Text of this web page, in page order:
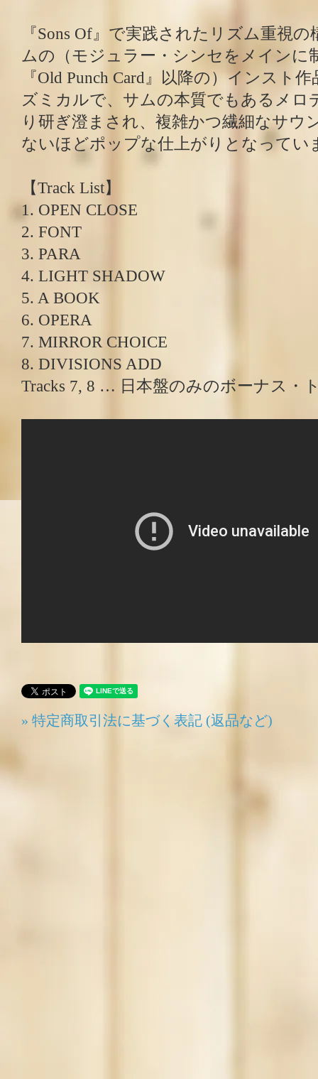
『Sons Of』で実践されたリズム重視
ムの（モジュラー・シンセをメインに
『Old Punch Card』以降の）インスト
ズミカルで、サムの本質でもあるメロ
り研ぎ澄まされ、複雑かつ繊細なサウ
ないほどポップな仕上がりとなってい
【Track List】
1. OPEN CLOSE
2. FONT
3. PARA
4. LIGHT SHADOW
5. A BOOK
6. OPERA
7. MIRROR CHOICE
8. DIVISIONS ADD
Tracks 7, 8 … 日本盤のみのボーナス・
» 特定商取引法に基づく表記 (返品など)